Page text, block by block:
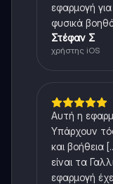
εφαρμογή
φυσικά
Στέφαν Σ
χρήστης iOS
Αυτή η
Υπάρχουν
και βοήθεια
είναι τα
εφαρμογή